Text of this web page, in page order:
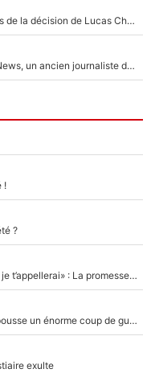
«Il a décidé de rester au PSG» : Les coulisses de la décision de Lucas Chevalier pour son transfert
Après le dérapage de Nelson Monfort sur CNews, un ancien journaliste de France Télévisions relance la polémique sur les incendies en Gironde
!
?
Mercato - OM - «Dès que je prends un club, je t’appellerai» : La promesse de Marcelino au moment de claquer la porte
Victime de racisme contre Murray, Kyrgios pousse un énorme coup de gueule !
exulte